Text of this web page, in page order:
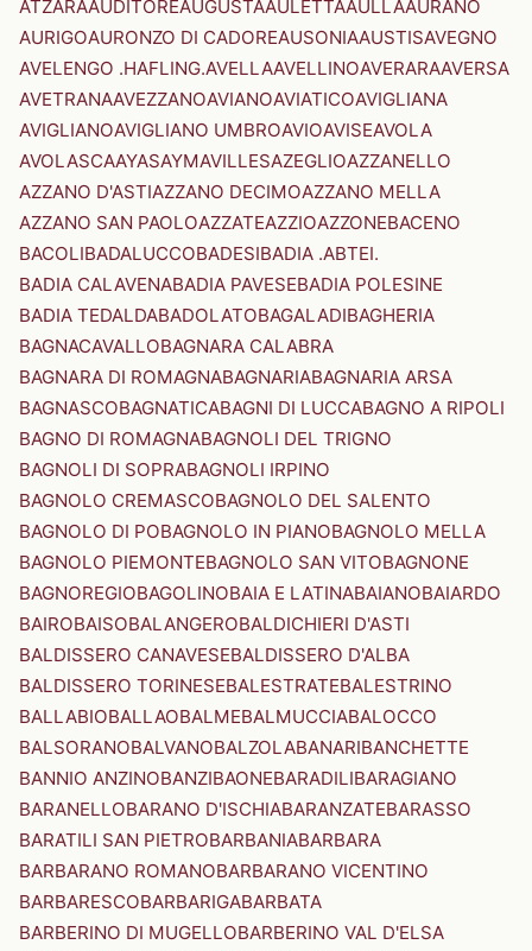
ATZARAAUDITOREAUGUSTAAULETTAAULLAAURANO
AURIGOAURONZO DI CADOREAUSONIAAUSTISAVEGNO
AVELENGO .HAFLING.AVELLAAVELLINOAVERARAAVERSA
AVETRANAAVEZZANOAVIANOAVIATICOAVIGLIANA
AVIGLIANOAVIGLIANO UMBROAVIOAVISEAVOLA
AVOLASCAAYASAYMAVILLESAZEGLIOAZZANELLO
AZZANO D'ASTIAZZANO DECIMOAZZANO MELLA
AZZANO SAN PAOLOAZZATEAZZIOAZZONEBACENO
BACOLIBADALUCCOBADESIBADIA .ABTEI.
BADIA CALAVENABADIA PAVESEBADIA POLESINE
BADIA TEDALDABADOLATOBAGALADIBAGHERIA
BAGNACAVALLOBAGNARA CALABRA
BAGNARA DI ROMAGNABAGNARIABAGNARIA ARSA
BAGNASCOBAGNATICABAGNI DI LUCCABAGNO A RIPOLI
BAGNO DI ROMAGNABAGNOLI DEL TRIGNO
BAGNOLI DI SOPRABAGNOLI IRPINO
BAGNOLO CREMASCOBAGNOLO DEL SALENTO
BAGNOLO DI POBAGNOLO IN PIANOBAGNOLO MELLA
BAGNOLO PIEMONTEBAGNOLO SAN VITOBAGNONE
BAGNOREGIOBAGOLINOBAIA E LATINABAIANOBAIARDO
BAIROBAISOBALANGEROBALDICHIERI D'ASTI
BALDISSERO CANAVESEBALDISSERO D'ALBA
BALDISSERO TORINESEBALESTRATEBALESTRINO
BALLABIOBALLAOBALMEBALMUCCIABALOCCO
BALSORANOBALVANOBALZOLABANARIBANCHETTE
BANNIO ANZINOBANZIBAONEBARADILIBARAGIANO
BARANELLOBARANO D'ISCHIABARANZATEBARASSO
BARATILI SAN PIETROBARBANIABARBARA
BARBARANO ROMANOBARBARANO VICENTINO
BARBARESCOBARBARIGABARBATA
BARBERINO DI MUGELLOBARBERINO VAL D'ELSA